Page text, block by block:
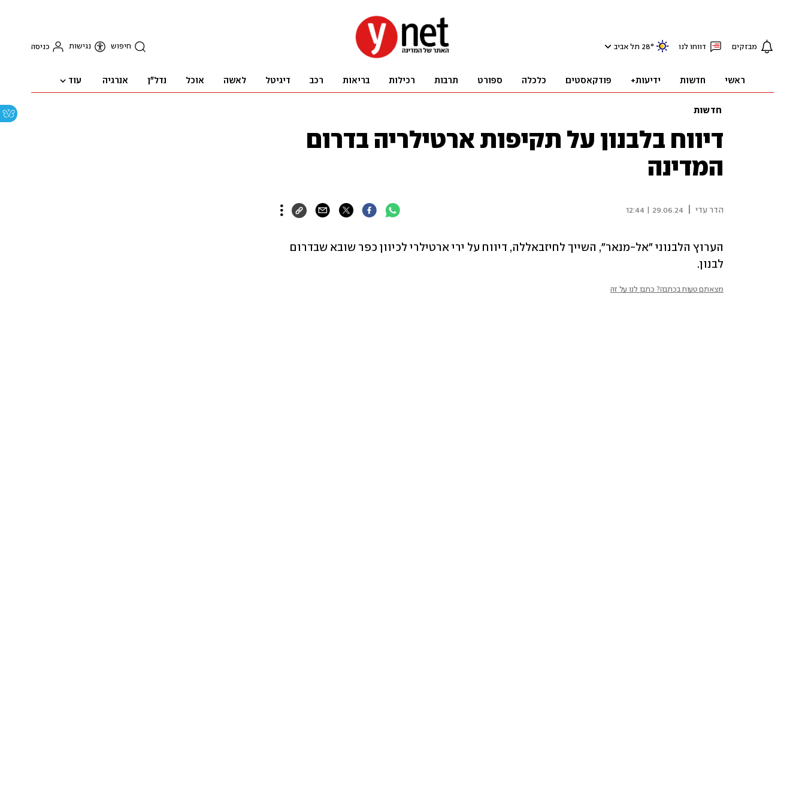
מבזקים דווחו לנו 28° תל אביב חיפוש נגישות כניסה
ראשי חדשות ידיעות+ פודקאסטים כלכלה ספורט תרבות רכילות בריאות רכב דיגיטל לאשה אוכל נדל"ן אנרגיה עוד
חדשות
דיווח בלבנון על תקיפות ארטילריה בדרום
המדינה
הדר עדי 29.06.24 | 12:44
לבנון.
מצאתם טעות בכתבה? כתבו לנו על זה